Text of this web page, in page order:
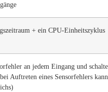
+ ein CPU-Einheitszyklus
an jedem Eingang und
Auftreten eines Sensorfehlers